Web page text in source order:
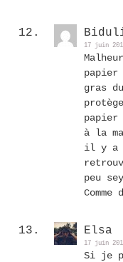
17 juin
papier
gras
papier
à la
il y a
peu
Elsa
17 juin
Si je